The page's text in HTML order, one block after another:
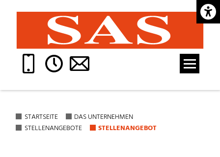
STARTSEITE
DAS UNTERNEHMEN
STELLENANGEBOTE
STELLENANGEBOT